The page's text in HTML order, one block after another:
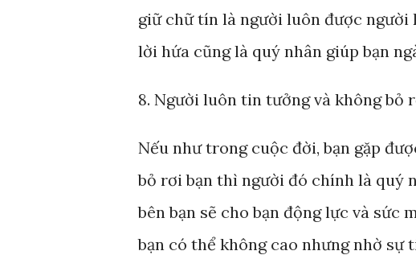
giữ chữ tín là người luôn được
lời hứa cũng là quý nhân giúp bạn
8. Người luôn tin tưởng và không bỏ
Nếu như trong cuộc đời, bạn gặp
bỏ rơi bạn thì người đó chính là quý
bên bạn sẽ cho bạn động lực và sức
bạn có thể không cao nhưng nhờ sự